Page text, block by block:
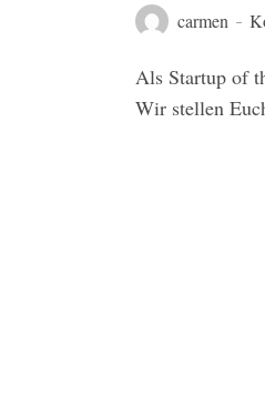
carmen
Als Startup of
Wir stellen